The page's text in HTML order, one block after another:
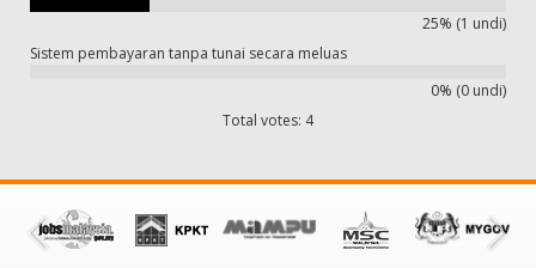
25% (1 undi)
Sistem pembayaran tanpa tunai secara meluas
0% (0 undi)
Total votes: 4